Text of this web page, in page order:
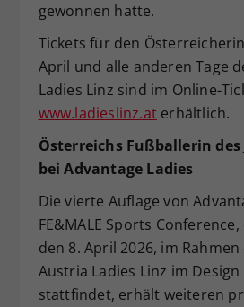
gewonnen hatte.
Tickets für den
April und alle anderen Tage
Ladies Linz sind im Online-
www.ladieslinz.aterhältlich.
Österreichs Fußballerin
bei Advantage Ladies
Die vierte Auflage von
FE&MALE Sports
den 8. April 2026, im
Austria Ladies Linz im
stattfindet, erhält weiteren